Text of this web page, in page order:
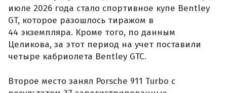
июле 2026 года стало спортивное купе Bentley
GT, которое разошлось тиражом в
44 экземпляра. Кроме того, по данным
Целикова, за этот период на учет поставили
четыре кабриолета Bentley GTC.
Второе место занял Porsche 911 Turbo с